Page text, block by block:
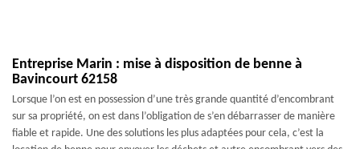
Entreprise Marin : mise à disposition de benne à
Bavincourt 62158
Lorsque l’on est en possession d’une très grande quantité d’encombrant
sur sa propriété, on est dans l’obligation de s’en débarrasser de manière
fiable et rapide. Une des solutions les plus adaptées pour cela, c’est la